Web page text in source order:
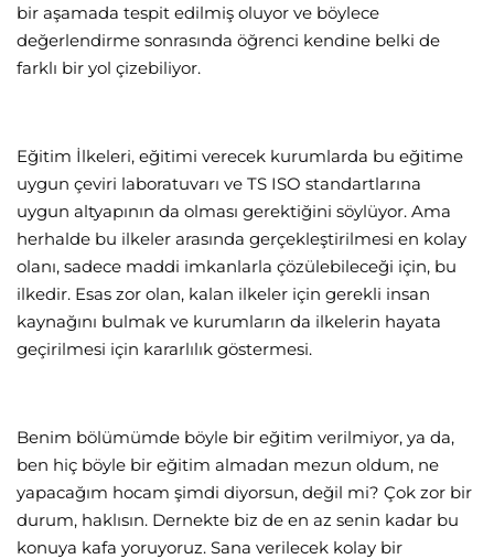
bir aşamada tespit edilmiş oluyor ve böylece
değerlendirme sonrasında öğrenci kendine belki de
farklı bir yol çizebiliyor.
Eğitim İlkeleri, eğitimi verecek kurumlarda bu eğitime
uygun çeviri laboratuvarı ve TS ISO standartlarına
uygun altyapının da olması gerektiğini söylüyor. Ama
herhalde bu ilkeler arasında gerçekleştirilmesi en kolay
olanı, sadece maddi imkanlarla çözülebileceği için, bu
ilkedir. Esas zor olan, kalan ilkeler için gerekli insan
kaynağını bulmak ve kurumların da ilkelerin hayata
geçirilmesi için kararlılık göstermesi.
Benim bölümümde böyle bir eğitim verilmiyor, ya da,
ben hiç böyle bir eğitim almadan mezun oldum, ne
yapacağım hocam şimdi diyorsun, değil mi? Çok zor bir
durum, haklısın. Dernekte biz de en az senin kadar bu
konuya kafa yoruyoruz. Sana verilecek kolay bir